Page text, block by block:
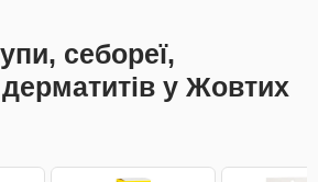
себореї,
у Жовтих